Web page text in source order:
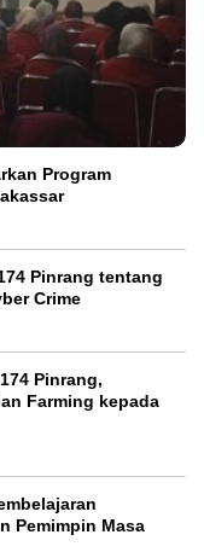
Program
Pinrang tentang
Crime
Pinrang,
Farming kepada
Pemimpin Masa